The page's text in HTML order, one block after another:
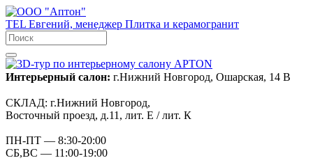
TEL Евгений, менеджер Плитка и керамогранит
Интерьерный салон: г.Нижний Новгород, Ошарская, 14 В
СКЛАД: г.Нижний Новгород,
Восточный проезд, д.11, лит. Е / лит. К
ПН-ПТ — 8:30-20:00
СБ,ВС — 11:00-19:00